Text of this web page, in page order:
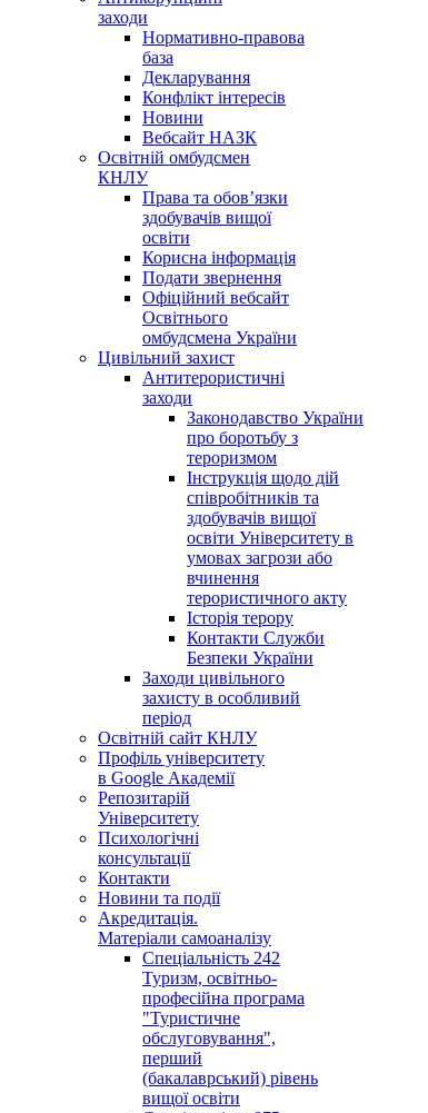
заходи
Нормативно-правова
база
Декларування
Конфлікт інтересів
Новини
Вебсайт НАЗК
Освітній омбудсмен
КНЛУ
Права та обов’язки
здобувачів вищої
освіти
Корисна інформація
Подати звернення
Офіційний вебсайт
Освітнього
омбудсмена України
Цивільний захист
Антитерористичні
заходи
Законодавство України
про боротьбу з
тероризмом
Інструкція щодо дій
співробітників та
здобувачів вищої
освіти Університету в
умовах загрози або
вчинення
терористичного акту
Історія терору
Контакти Служби
Безпеки України
Заходи цивільного
захисту в особливий
період
Освітній сайт КНЛУ
Профіль університету
в Google Академії
Репозитарій
Університету
Психологічні
консультації
Контакти
Новини та події
Акредитація.
Матеріали самоаналізу
Спеціальність 242
Туризм, освітньо-
професійна програма
"Туристичне
обслуговування",
перший
(бакалаврський) рівень
вищої освіти